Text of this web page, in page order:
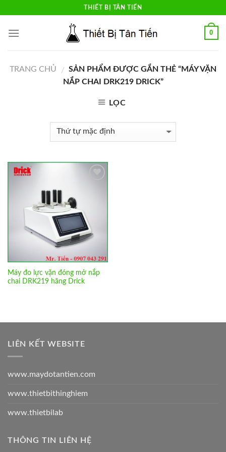
content
THIẾT BỊ TÂN TIẾN
0
TRANG CHỦ / SẢN PHẨM ĐƯỢC GẮN THẺ “MÁY VẶN
NẮP CHAI DRK219 DRICK”
LỌC
Máy đo lực vặn đóng mở nắp
chai DRK219 hãng Drick
LIÊN KẾT WEBSITE
www.maydotantien.com
www.thietbithinghiem
www.thietbilab
THÔNG TIN LIÊN HỆ